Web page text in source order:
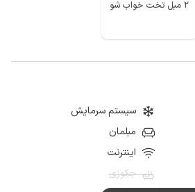
2 مبل تخت خواب شو
سیستم سرمایش
مبلمان
اینترنت
جکوزی